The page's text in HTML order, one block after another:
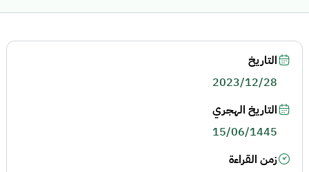
التاريخ
2023/12/28
التاريخ الهجري
15/06/1445
زمن القراءة